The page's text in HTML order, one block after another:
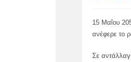
15 Μαΐου
ανέφερε το
Σε